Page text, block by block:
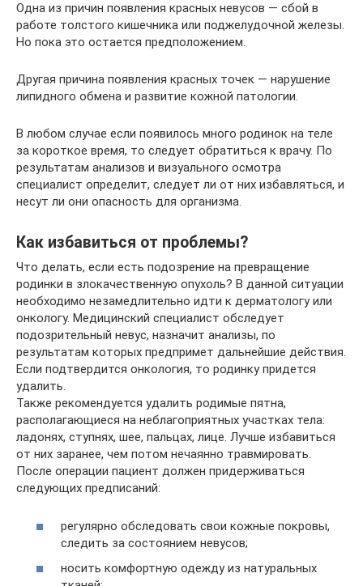
Одна из причин появления красных невусов — сбой в
работе толстого кишечника или поджелудочной железы.
Но пока это остается предположением.
Другая причина появления красных точек — нарушение
липидного обмена и развитие кожной патологии.
В любом случае если появилось много родинок на теле
за короткое время, то следует обратиться к врачу. По
результатам анализов и визуального осмотра
специалист определит, следует ли от них избавляться, и
несут ли они опасность для организма.
Как избавиться от проблемы?
Что делать, если есть подозрение на превращение
родинки в злокачественную опухоль? В данной ситуации
необходимо незамедлительно идти к дерматологу или
онкологу. Медицинский специалист обследует
подозрительный невус, назначит анализы, по
результатам которых предпримет дальнейшие действия.
Если подтвердится онкология, то родинку придется
удалить.
Также рекомендуется удалить родимые пятна,
располагающиеся на неблагоприятных участках тела:
ладонях, ступнях, шее, пальцах, лице. Лучше избавиться
от них заранее, чем потом нечаянно травмировать.
После операции пациент должен придерживаться
следующих предписаний:
регулярно обследовать свои кожные покровы,
следить за состоянием невусов;
носить комфортную одежду из натуральных